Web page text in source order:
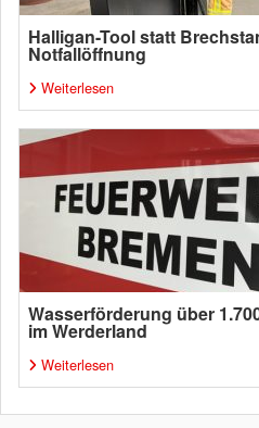
Halligan-Tool statt
Notfallöffnung
Weiterlesen
Wasserförderung über
im Werderland
Weiterlesen